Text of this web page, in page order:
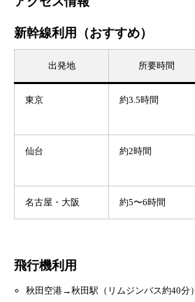
新幹線利用（おすすめ）
出発地 所要時間
東京 約3.5時間
仙台 約2時間
名古屋・大阪 約5〜6時間
飛行機利用
秋田空港→秋田駅（リムジンバス約40分）